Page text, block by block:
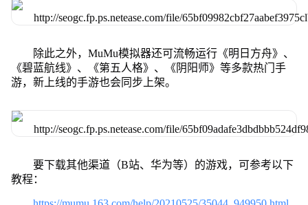
除此之外，MuMu模拟器还可流畅运行《明日方舟》、
《碧蓝航线》、《第五人格》、《阴阳师》等多款热门手
游，新上线的手游也会同步上架。
要下载其他渠道（B站、华为等）的游戏，可参考以下
教程：